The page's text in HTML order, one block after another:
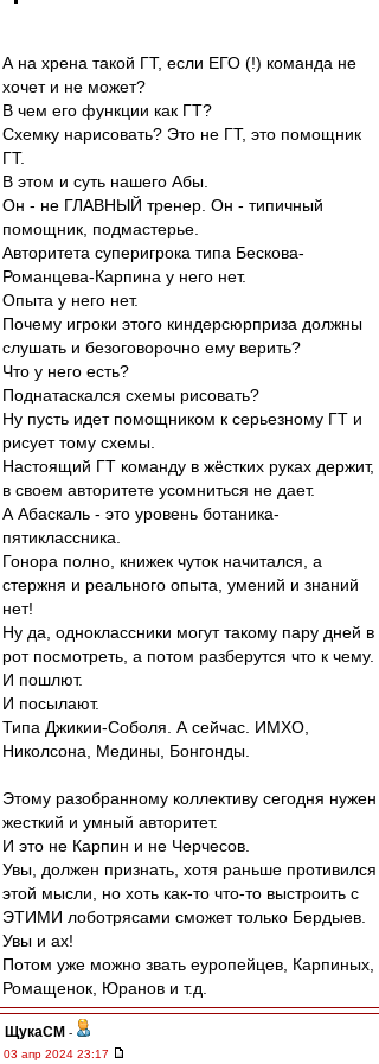
А на хрена такой ГТ, если ЕГО (!) команда не
хочет и не может?
В чем его функции как ГТ?
Схемку нарисовать? Это не ГТ, это помощник
ГТ.
В этом и суть нашего Абы.
Он - не ГЛАВНЫЙ тренер. Он - типичный
помощник, подмастерье.
Авторитета суперигрока типа Бескова-
Романцева-Карпина у него нет.
Опыта у него нет.
Почему игроки этого киндерсюрприза должны
слушать и безоговорочно ему верить?
Что у него есть?
Поднатаскался схемы рисовать?
Ну пусть идет помощником к серьезному ГТ и
рисует тому схемы.
Настоящий ГТ команду в жёстких руках держит,
в своем авторитете усомниться не дает.
А Абаскаль - это уровень ботаника-
пятиклассника.
Гонора полно, книжек чуток начитался, а
стержня и реального опыта, умений и знаний
нет!
Ну да, одноклассники могут такому пару дней в
рот посмотреть, а потом разберутся что к чему.
И пошлют.
И посылают.
Типа Джикии-Соболя. А сейчас. ИМХО,
Николсона, Медины, Бонгонды.
Этому разобранному коллективу сегодня нужен
жесткий и умный авторитет.
И это не Карпин и не Черчесов.
Увы, должен признать, хотя раньше противился
этой мысли, но хоть как-то что-то выстроить с
ЭТИМИ лоботрясами сможет только Бердыев.
Увы и ах!
Потом уже можно звать еуропейцев, Карпиных,
Ромащенок, Юранов и т.д.
ЩукаСМ -
03 апр 2024 23:17